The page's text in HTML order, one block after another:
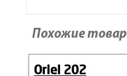
Похожие
Oriel 202